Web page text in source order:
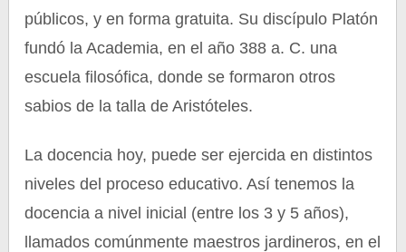
públicos, y en forma gratuita. Su discípulo Platón
fundó la Academia, en el año 388 a. C. una
escuela filosófica, donde se formaron otros
sabios de la talla de Aristóteles.
La docencia hoy, puede ser ejercida en distintos
niveles del proceso educativo. Así tenemos la
docencia a nivel inicial (entre los 3 y 5 años),
llamados comúnmente maestros jardineros, en el